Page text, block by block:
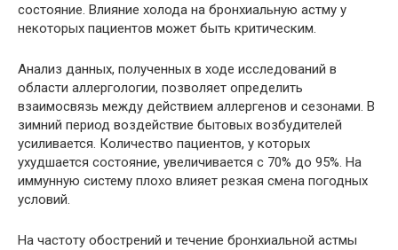
состояние. Влияние холода на бронхиальную астму у
некоторых пациентов может быть критическим.
Анализ данных, полученных в ходе исследований в
области аллергологии, позволяет определить
взаимосвязь между действием аллергенов и сезонами. В
зимний период воздействие бытовых возбудителей
усиливается. Количество пациентов, у которых
ухудшается состояние, увеличивается с 70% до 95%. На
иммунную систему плохо влияет резкая смена погодных
условий.
На частоту обострений и течение бронхиальной астмы